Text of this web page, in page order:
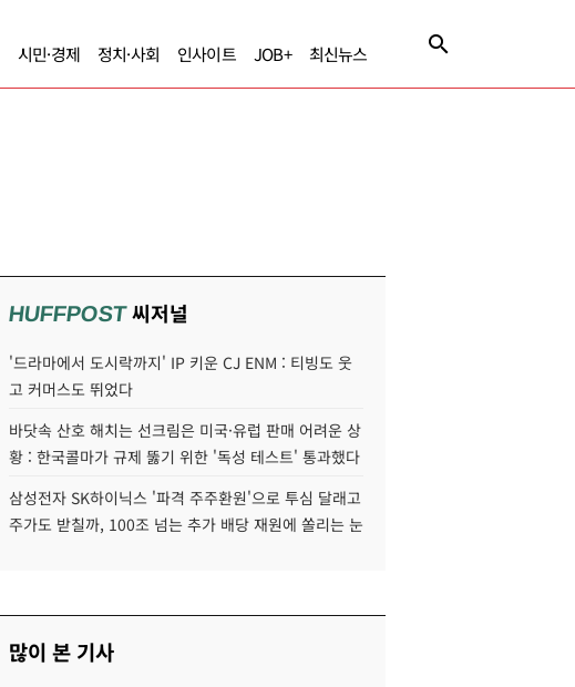
시민·경제 정치·사회 인사이트 JOB+ 최신뉴스
HUFFPOST씨저널
'드라마에서 도시락까지' IP 키운 CJ ENM : 티빙도 웃
고 커머스도 뛰었다
바닷속 산호 해치는 선크림은 미국·유럽 판매 어려운 상
황 : 한국콜마가 규제 뚫기 위한 '독성 테스트' 통과했다
삼성전자 SK하이닉스 '파격 주주환원'으로 투심 달래고
주가도 받칠까, 100조 넘는 추가 배당 재원에 쏠리는 눈
많이 본 기사